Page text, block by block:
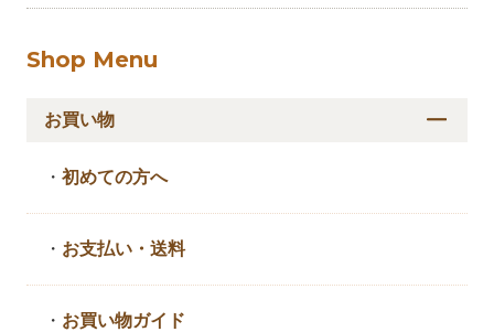
Shop Menu
お買い物
・初めての方へ
・ お支払い・送料
・ お買い物ガイド